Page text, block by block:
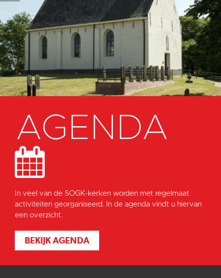
AGENDA
In veel van de SOGK-kerken worden met regelmaat
activiteiten georganiseerd. In de agenda vindt u hiervan
een overzicht.
BEKIJK AGENDA